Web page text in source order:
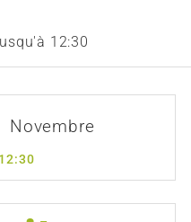
12:30
Novembre
12:30